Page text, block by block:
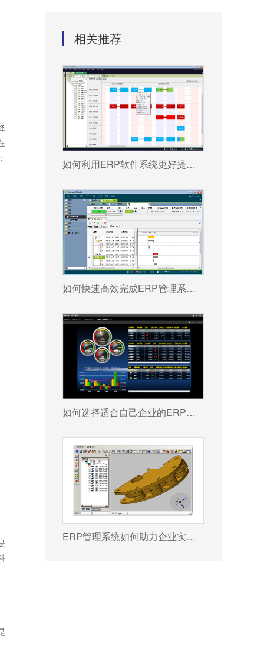
相关推荐
如何利用ERP软件系统更好提升企业运营效率?
如何快速高效完成ERP管理系统配置?
如何选择适合自己企业的ERP软件?
ERP管理系统如何助力企业实现高效管理?